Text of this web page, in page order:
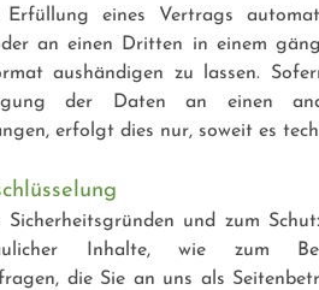
eines Vertrags
an einen Dritten in einem
aushändigen zu lassen.
der Daten an einen
erfolgt dies nur, soweit es
und zum
Inhalte, wie zum
die Sie an uns als